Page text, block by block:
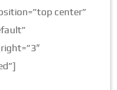
center”